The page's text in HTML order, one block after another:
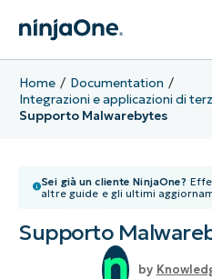
Home
Documentation
Integrazioni e applicazioni di
Supporto Malwarebytes
Sei già un cliente NinjaOne?
altre guide e gli ultimi
Supporto